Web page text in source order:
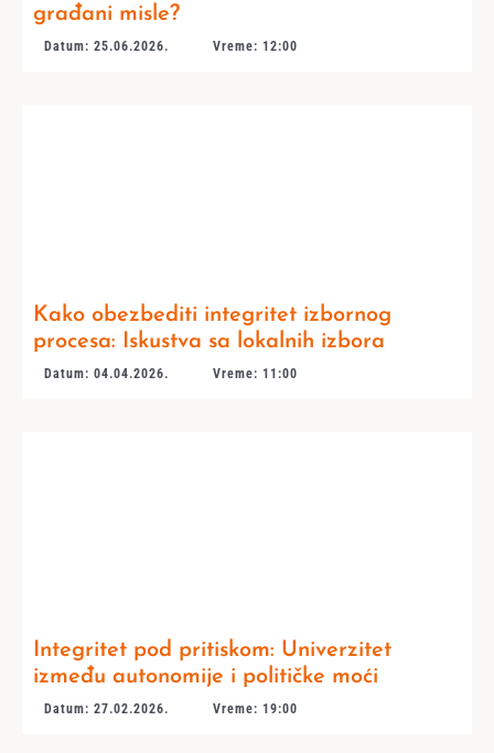
građani misle?
Datum: 25.06.2026. Vreme: 12:00
Kako obezbediti integritet izbornog
procesa: Iskustva sa lokalnih izbora
Datum: 04.04.2026. Vreme: 11:00
Integritet pod pritiskom: Univerzitet
između autonomije i političke moći
Datum: 27.02.2026. Vreme: 19:00